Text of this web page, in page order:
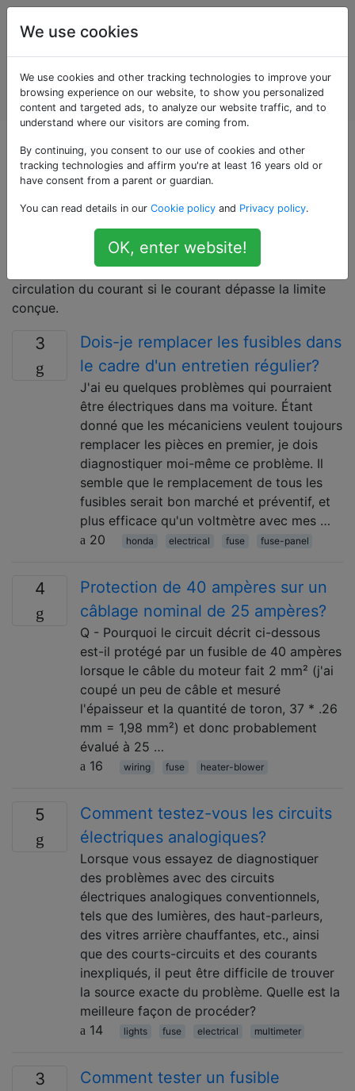
Entretien et
réparation
de
véhicules
automobiles
Account
Questions marquées
«fuse»
Un composant électrique consommable (à usage
unique) qui protège un circuit électrique en faisant
fondre ou en interrompant d'une autre manière la
circulation du courant si le courant dépasse la limite
conçue.
3
Dois-je remplacer les fusibles dans
le cadre d'un entretien régulier?
J'ai eu quelques problèmes qui pourraient
être électriques dans ma voiture. Étant
donné que les mécaniciens veulent toujours
remplacer les pièces en premier, je dois
diagnostiquer moi-même ce problème. Il
semble que le remplacement de tous les
fusibles serait bon marché et préventif, et
plus efficace qu'un voltmètre avec mes …
20
honda electrical fuse fuse-panel
4
Protection de 40 ampères sur un
câblage nominal de 25 ampères?
Q - Pourquoi le circuit décrit ci-dessous
est-il protégé par un fusible de 40 ampères
lorsque le câble du moteur fait 2 mm² (j'ai
coupé un peu de câble et mesuré
l'épaisseur et la quantité de toron, 37 * .26
mm = 1,98 mm²) et donc probablement
évalué à 25 …
16
wiring fuse heater-blower
5
Comment testez-vous les circuits
électriques analogiques?
Lorsque vous essayez de diagnostiquer
des problèmes avec des circuits
électriques analogiques conventionnels,
tels que des lumières, des haut-parleurs,
des vitres arrière chauffantes, etc., ainsi
que des courts-circuits et des courants
inexpliqués, il peut être difficile de trouver
la source exacte du problème. Quelle est la
meilleure façon de procéder?
14
lights fuse electrical multimeter
3
Comment tester un fusible
We use cookies
We use cookies and other tracking technologies to improve your
browsing experience on our website, to show you personalized
content and targeted ads, to analyze our website traffic, and to
understand where our visitors are coming from.
By continuing, you consent to our use of cookies and other
tracking technologies and affirm you're at least 16 years old or
have consent from a parent or guardian.
You can read details in our Cookie policy and Privacy policy.
OK, enter website!